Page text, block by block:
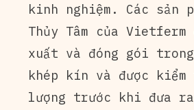
kinh nghiệm. Các sản
Thủy Tâm của Vietferm
xuất và đóng gói
khép kín và được
lượng trước khi đưa